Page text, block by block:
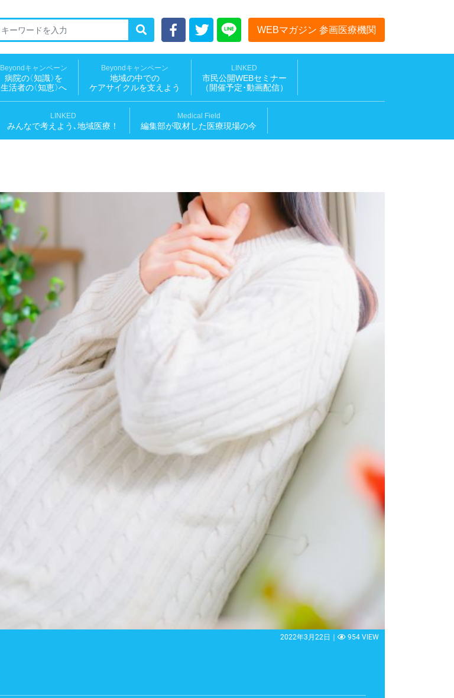
ルNEWS
WEBマガジン 参画医療機関
Beyondキャンペーン
病院の〈知識〉を
生活者の〈知恵〉へ
Beyondキャンペーン
地域の中での
ケアサイクルを支えよう
LINKED
市民公開WEBセミナー
（開催予定･動画配信）
LINKED
みんなで考えよう､地域医療！
Medical Field
編集部が取材した医療現場の今
2022年3月22日｜ 954 VIEW